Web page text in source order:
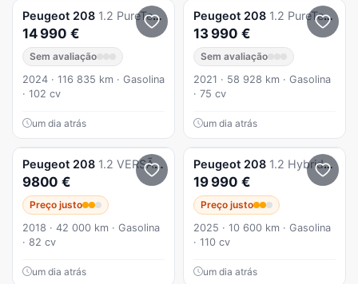
Peugeot 208 1.2 PureTech Allure
14 990 €
Sem avaliação
2024 · 116 835 km · Gasolina
· 102 cv
um dia atrás
Peugeot 208 1.2 PureTech Active Pack
13 990 €
Sem avaliação
2021 · 58 928 km · Gasolina
· 75 cv
um dia atrás
Peugeot 208 1.2 VERSÃO STYLE
9800 €
Preço justo
2018 · 42 000 km · Gasolina
· 82 cv
um dia atrás
Peugeot 208 1.2 Hybrid Allure e-DCS6
19 990 €
Preço justo
2025 · 10 600 km · Gasolina
· 110 cv
um dia atrás